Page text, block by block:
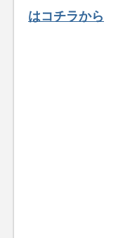
はコチラから